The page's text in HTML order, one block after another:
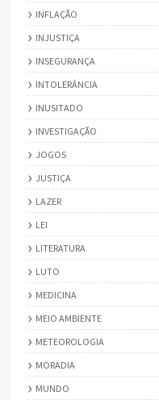
INFLAÇÃO
INJUSTIÇA
INSEGURANÇA
INTOLERÂNCIA
INUSITADO
INVESTIGAÇÃO
JOGOS
JUSTIÇA
LAZER
LEI
LITERATURA
LUTO
MEDICINA
MEIO AMBIENTE
METEOROLOGIA
MORADIA
MUNDO